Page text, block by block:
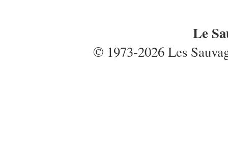
Le
© 1973-2026 Les